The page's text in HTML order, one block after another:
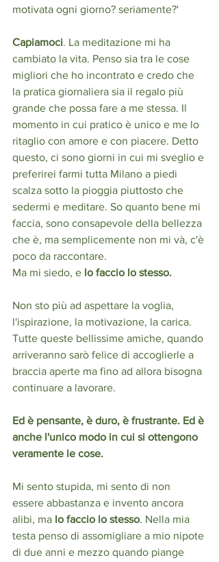
motivata ogni giorno? seriamente?'
Capiamoci. La meditazione mi ha
cambiato la vita. Penso sia tra le cose
migliori che ho incontrato e credo che
la pratica giornaliera sia il regalo più
grande che possa fare a me stessa. Il
momento in cui pratico è unico e me lo
ritaglio con amore e con piacere. Detto
questo, ci sono giorni in cui mi sveglio e
preferirei farmi tutta Milano a piedi
scalza sotto la pioggia piuttosto che
sedermi e meditare. So quanto bene mi
faccia, sono consapevole della bellezza
che è, ma semplicemente non mi và, c'è
poco da raccontare.
Ma mi siedo, e lo faccio lo stesso.
Non sto più ad aspettare la voglia,
l'ispirazione, la motivazione, la carica.
Tutte queste bellissime amiche, quando
arriveranno sarò felice di accoglierle a
braccia aperte ma fino ad allora bisogna
continuare a lavorare.
Ed è pensante, è duro, è frustrante. Ed è
anche l'unico modo in cui si ottengono
veramente le cose.
Mi sento stupida, mi sento di non
essere abbastanza e invento ancora
alibi, ma lo faccio lo stesso. Nella mia
testa penso di assomigliare a mio nipote
di due anni e mezzo quando piange